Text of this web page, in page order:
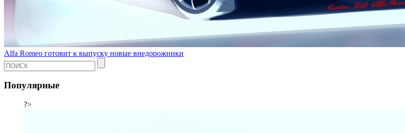
Alfa Romeo готовит к выпуску новые внедорожники
Популярные
?>